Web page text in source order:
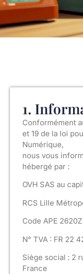
1.
Conformément
et 19 de la loi
Numérique,
nous vous
hébergé par :
OVH SAS au
RCS Lille
Code APE 2620Z
N° TVA : FR 22
Siège social : 2
France